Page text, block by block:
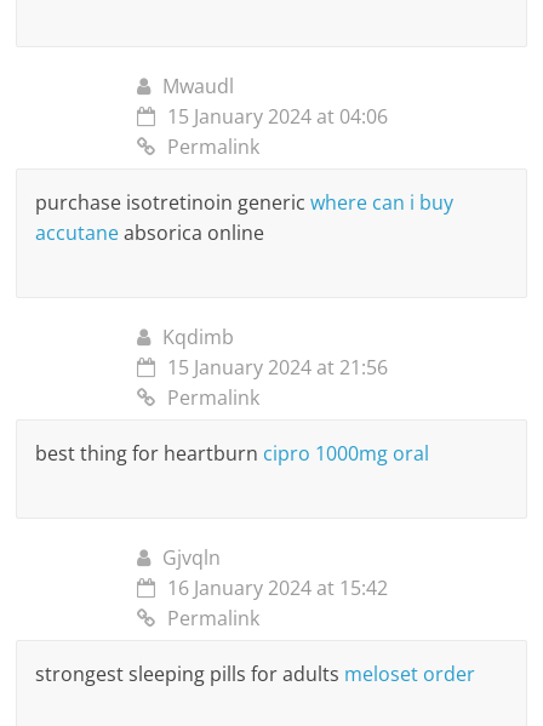
Mwaudl
15 January 2024 at 04:06
Permalink
purchase isotretinoin genericwhere can i buy
accutaneabsorica online
Kqdimb
15 January 2024 at 21:56
Permalink
best thing for heartburn cipro 1000mg oral
Gjvqln
16 January 2024 at 15:42
Permalink
strongest sleeping pills for adults meloset order